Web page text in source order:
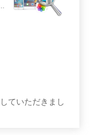
ていただきまし